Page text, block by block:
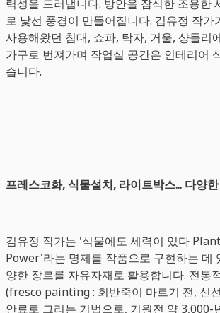
력성을 드러냅니다. 방안을 잠식한 조용한
로 낯선 풍경이 만들어집니다. 김유정 작가
사용해왔던 침대, 쇼파, 탁자, 거울, 샹들리
가구로 번져가며 작업실 공간은 인테리어
습니다.
프레스코화, 식물설치, 라이트박스... 다양
김유정 작가는 '식물에도 세력이 있다
Power'라는 명제를 작품으로 구현하는 데
양한 장르를 자유자재로 활용합니다. 전통
(fresco painting : 회반죽이 마르기 전, 신
안료로 그리는 기법으로, 기원전 약 3,000-